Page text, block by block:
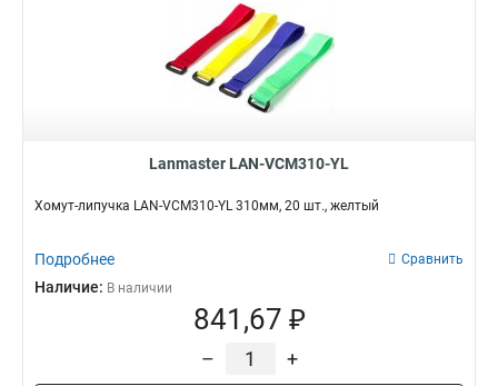
Lanmaster LAN-VCM310-YL
Хомут-липучка LAN-VCM310-YL 310мм, 20 шт., желтый
Подробнее Сравнить
Наличие: В наличии
841,67 ₽
– +